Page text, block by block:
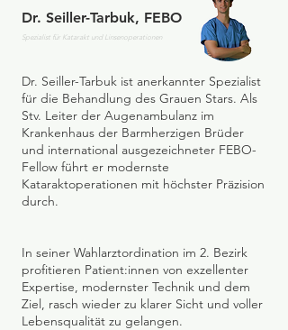
Dr. Seiller-Tarbuk, FEBO
Spezialist für Katarakt und Linsenoperationen
Dr. Seiller-Tarbuk ist anerkannter Spezialist
für die Behandlung des Grauen Stars. Als
Stv. Leiter der Augenambulanz im
Krankenhaus der Barmherzigen Brüder
und international ausgezeichneter FEBO-
Fellow führt er modernste
Kataraktoperationen mit höchster Präzision
durch.
In seiner Wahlarztordination im 2. Bezirk
profitieren Patient:innen von exzellenter
Expertise, modernster Technik und dem
Ziel, rasch wieder zu klarer Sicht und voller
Lebensqualität zu gelangen.